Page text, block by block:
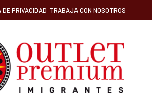
PRIVACIDAD TRABAJA CON NOSOTROS